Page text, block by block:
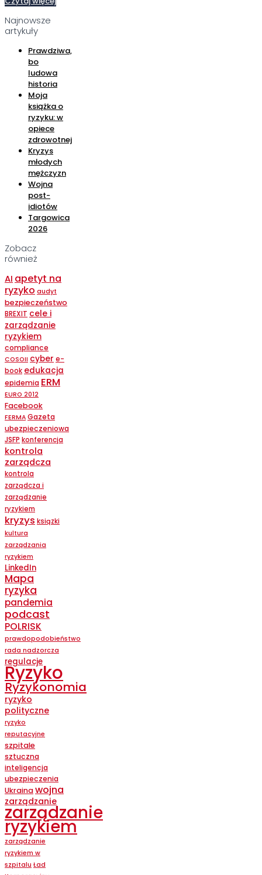
Najnowsze
artykuły
Prawdziwa,
bo
ludowa
historia
Moja
książka o
ryzyku: w
opiece
zdrowotnej
Kryzys
młodych
mężczyzn
Wojna
post-
idiotów
Targowica
2026
Zobacz
również
AI apetyt na
ryzyko audyt
bezpieczeństwo
BREXIT cele i
zarządzanie
ryzykiem
compliance
COSOII cyber e-
book edukacja
epidemia ERM
EURO 2012
Facebook
FERMA Gazeta
ubezpieczeniowa
JSFP konferencja
kontrola
zarządcza
kontrola
zarządcza i
zarządzanie
ryzykiem
kryzys ksiązki
kultura
zarządzania
ryzykiem
LinkedIn
Mapa
ryzyka
pandemia
podcast
POLRISK
prawdopodobieństwo
rada nadzorcza
regulacje
Ryzyko
Ryzykonomia
ryzyko
polityczne
ryzyko
reputacyjne
szpitale
sztuczna
inteligencja
ubezpieczenia
Ukrainawojna
zarządzanie
zarządzanie
ryzykiem
zarządzanie
ryzykiem w
szpitalu Ład